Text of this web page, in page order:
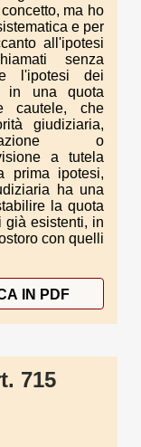
ma ho
e per
all'ipotesi
senza
l'ipotesi dei
in una quota
cautele, che
giudiziaria,
o
a tutela
prima ipotesi,
ha una
la quota
già esistenti, in
con quelli
IN PDF
715